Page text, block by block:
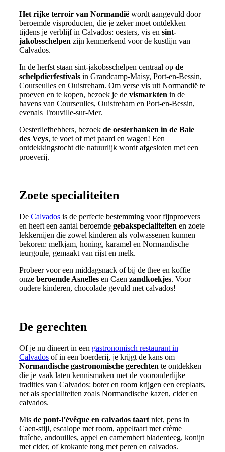
Het rijke terroir van Normandië wordt aangevuld door
beroemde visproducten, die je zeker moet ontdekken
tijdens je verblijf in Calvados: oesters, vis en sint-
jakobsschelpen zijn kenmerkend voor de kustlijn van
Calvados.
In de herfst staan sint-jakobsschelpen centraal op de
schelpdierfestivals in Grandcamp-Maisy, Port-en-Bessin,
Courseulles en Ouistreham. Om verse vis uit Normandië te
proeven en te kopen, bezoek je de vismarkten in de
havens van Courseulles, Ouistreham en Port-en-Bessin,
evenals Trouville-sur-Mer.
Oesterliefhebbers, bezoek de oesterbanken in de Baie
des Veys, te voet of met paard en wagen! Een
ontdekkingstocht die natuurlijk wordt afgesloten met een
proeverij.
Zoete specialiteiten
De Calvados is de perfecte bestemming voor fijnproevers
en heeft een aantal beroemde gebakspecialiteiten en zoete
lekkernijen die zowel kinderen als volwassenen kunnen
bekoren: melkjam, honing, karamel en Normandische
teurgoule, gemaakt van rijst en melk.
Probeer voor een middagsnack of bij de thee en koffie
onze beroemde Asnelles en Caen zandkoekjes. Voor
oudere kinderen, chocolade gevuld met calvados!
De gerechten
Of je nu dineert in een gastronomisch restaurant in
Calvados of in een boerderij, je krijgt de kans om
Normandische gastronomische gerechten te ontdekken
die je vaak laten kennismaken met de voorouderlijke
tradities van Calvados: boter en room krijgen een ereplaats,
net als specialiteiten zoals Normandische kazen, cider en
calvados.
Mis de pont-l’évêque en calvados taart niet, pens in
Caen-stijl, escalope met room, appeltaart met crème
fraîche, andouilles, appel en camembert bladerdeeg, konijn
met cider, of krokante tong met peren en calvados.